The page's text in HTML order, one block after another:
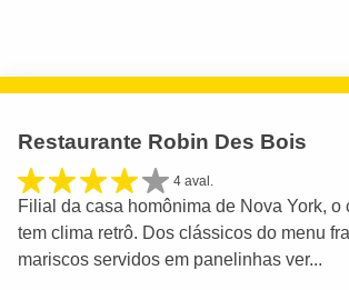
Restaurante Robin Des Bois
4 aval.
Filial da casa homônima de Nova York, o
tem clima retrô. Dos clássicos do menu
mariscos servidos em panelinhas ver...